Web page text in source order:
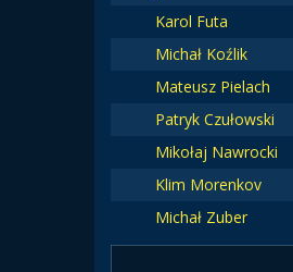
Karol Futa
Michał Koźlik
Mateusz Pielach
Patryk Czułowski
Mikołaj Nawrocki
Klim Morenkov
Michał Zuber